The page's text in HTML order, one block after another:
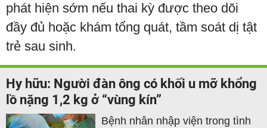
phát hiện sớm nếu thai kỳ được theo dõi
đầy đủ hoặc khám tổng quát, tầm soát dị tật
trẻ sau sinh.
Hy hữu: Người đàn ông có khối u mỡ khổng
lồ nặng 1,2 kg ở “vùng kín”
Bệnh nhân nhập viện trong tình